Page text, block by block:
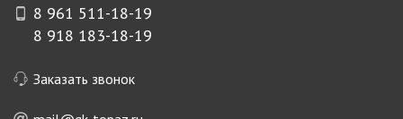
8 961 511-18-19
8 918 183-18-19
Заказать звонок